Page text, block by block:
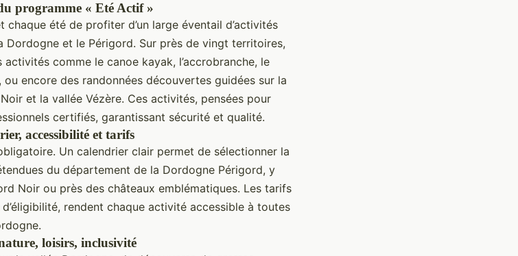
programme « Eté Actif »
chaque été de profiter d’un large éventail d’activités
et le Périgord. Sur près de vingt territoires,
comme le canoe kayak, l’accrobranche, le
encore des randonnées découvertes guidées sur la
et la vallée Vézère. Ces activités, pensées pour
certifiés, garantissant sécurité et qualité.
accessibilité et tarifs
Un calendrier clair permet de sélectionner la
du département de la Dordogne Périgord, y
Noir ou près des châteaux emblématiques. Les tarifs
rendent chaque activité accessible à toutes
loisirs, inclusivité